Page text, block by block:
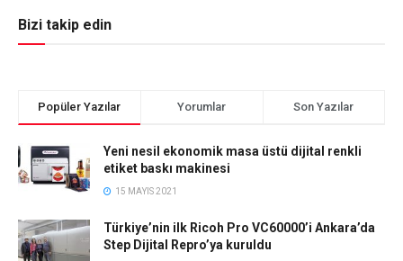
Bizi takip edin
Popüler Yazılar Yorumlar Son Yazılar
Yeni nesil ekonomik masa üstü dijital renkli
etiket baskı makinesi
15 MAYIS 2021
Türkiye’nin ilk Ricoh Pro VC60000’i Ankara’da
Step Dijital Repro’ya kuruldu